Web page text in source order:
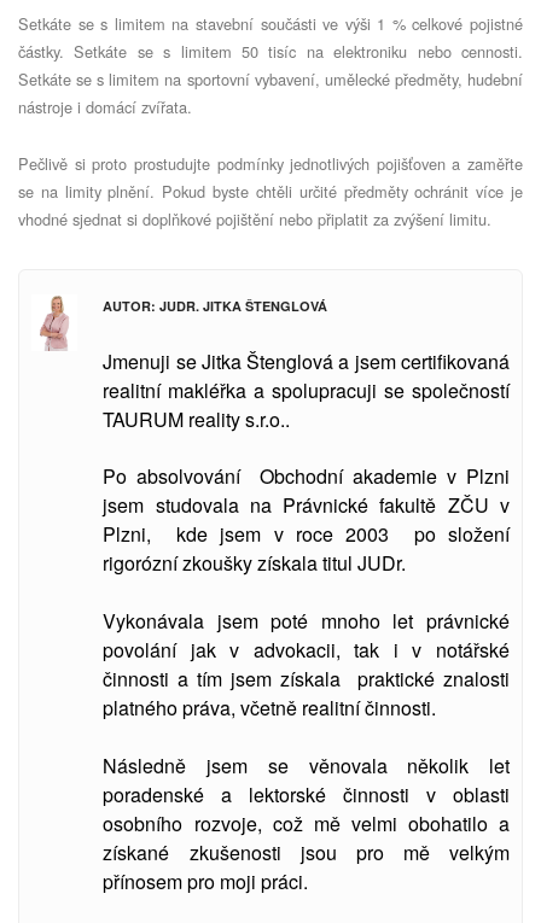
Setkáte se s limitem na stavební součásti ve výši 1 % celkové pojistné
částky. Setkáte se s limitem 50 tisíc na elektroniku nebo cennosti.
Setkáte se s limitem na sportovní vybavení, umělecké předměty, hudební
nástroje i domácí zvířata.
Pečlivě si proto prostudujte podmínky jednotlivých pojišťoven a zaměřte
se na limity plnění. Pokud byste chtěli určité předměty ochránit více je
vhodné sjednat si doplňkové pojištění nebo připlatit za zvýšení limitu.
AUTOR: JUDR. JITKA ŠTENGLOVÁ
Jmenuji se Jitka Štenglová a jsem certifikovaná
realitní makléřka a spolupracuji se společností
TAURUM reality s.r.o..
Po absolvování Obchodní akademie v Plzni
jsem studovala na Právnické fakultě ZČU v
Plzni, kde jsem v roce 2003 po složení
rigorózní zkoušky získala titul JUDr.
Vykonávala jsem poté mnoho let právnické
povolání jak v advokacii, tak i v notářské
činnosti a tím jsem získala praktické znalosti
platného práva, včetně realitní činnosti.
Následně jsem se věnovala několik let
poradenské a lektorské činnosti v oblasti
osobního rozvoje, což mě velmi obohatilo a
získané zkušenosti jsou pro mě velkým
přínosem pro moji práci.